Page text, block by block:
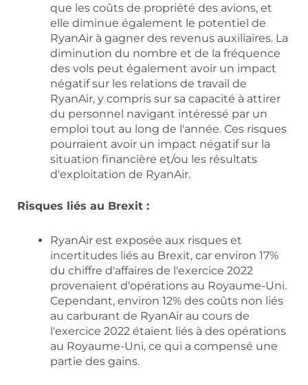
que les coûts de propriété des avions, et
elle diminue également le potentiel de
RyanAir à gagner des revenus auxiliaires. La
diminution du nombre et de la fréquence
des vols peut également avoir un impact
négatif sur les relations de travail de
RyanAir, y compris sur sa capacité à attirer
du personnel navigant intéressé par un
emploi tout au long de l'année. Ces risques
pourraient avoir un impact négatif sur la
situation financière et/ou les résultats
d'exploitation de RyanAir.
Risques liés au Brexit :
RyanAir est exposée aux risques et
incertitudes liés au Brexit, car environ 17%
du chiffre d'affaires de l'exercice 2022
provenaient d'opérations au Royaume-Uni.
Cependant, environ 12% des coûts non liés
au carburant de RyanAir au cours de
l'exercice 2022 étaient liés à des opérations
au Royaume-Uni, ce qui a compensé une
partie des gains.